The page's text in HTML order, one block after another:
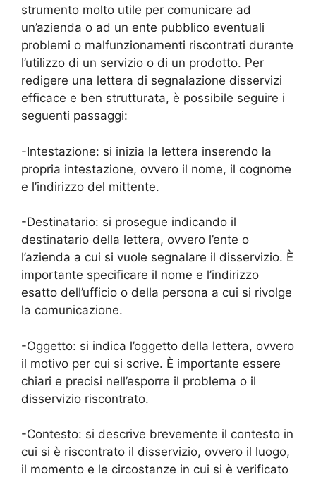
strumento molto utile per comunicare ad
un’azienda o ad un ente pubblico eventuali
problemi o malfunzionamenti riscontrati durante
l’utilizzo di un servizio o di un prodotto. Per
redigere una lettera di segnalazione disservizi
efficace e ben strutturata, è possibile seguire i
seguenti passaggi:
-Intestazione: si inizia la lettera inserendo la
propria intestazione, ovvero il nome, il cognome
e l’indirizzo del mittente.
-Destinatario: si prosegue indicando il
destinatario della lettera, ovvero l’ente o
l’azienda a cui si vuole segnalare il disservizio. È
importante specificare il nome e l’indirizzo
esatto dell’ufficio o della persona a cui si rivolge
la comunicazione.
-Oggetto: si indica l’oggetto della lettera, ovvero
il motivo per cui si scrive. È importante essere
chiari e precisi nell’esporre il problema o il
disservizio riscontrato.
-Contesto: si descrive brevemente il contesto in
cui si è riscontrato il disservizio, ovvero il luogo,
il momento e le circostanze in cui si è verificato